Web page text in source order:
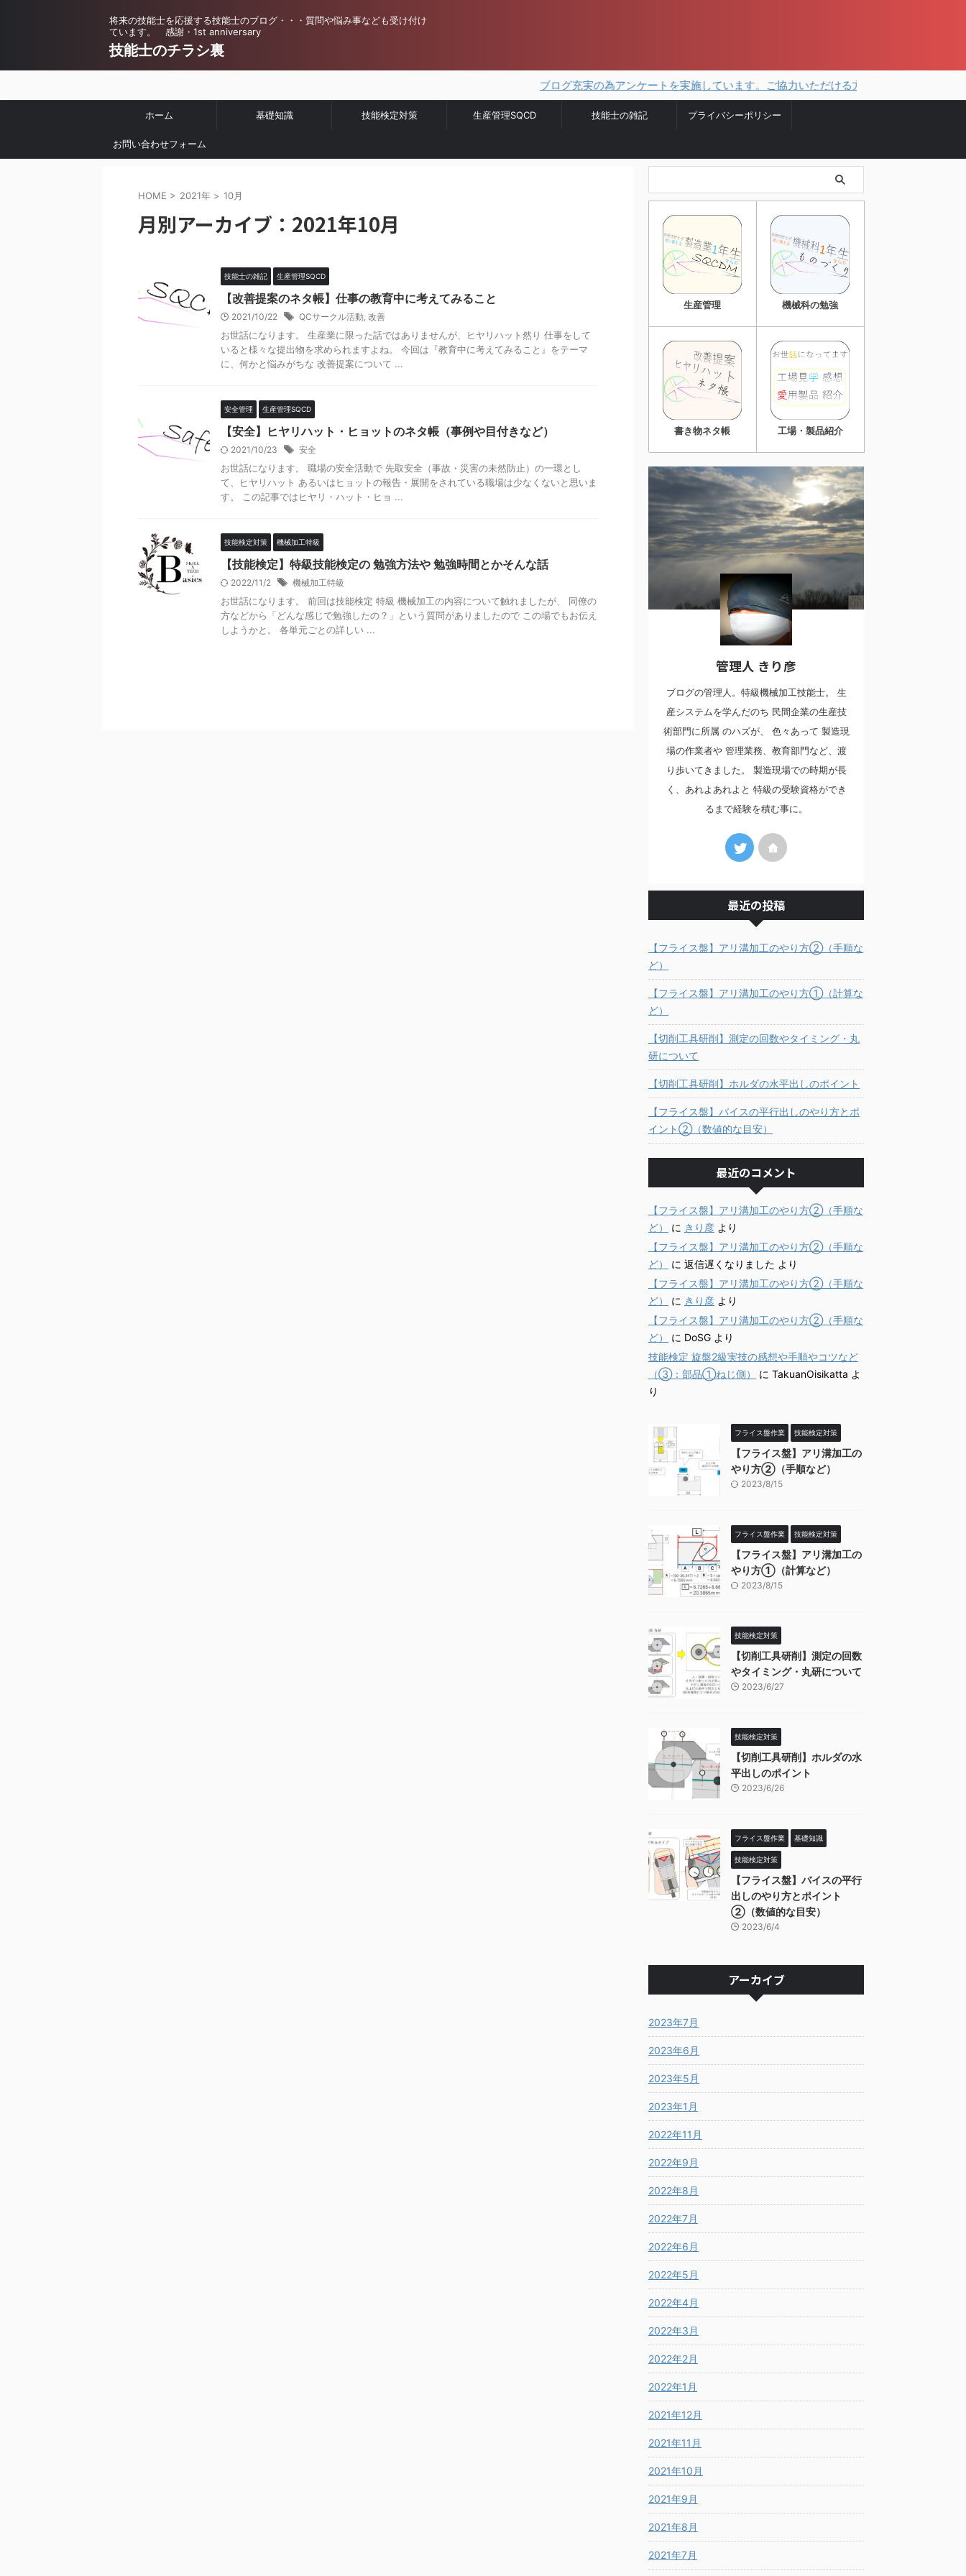
将来の技能士を応援する技能士のブログ・・・質問や悩み事なども受け付け
ています。 感謝・1st anniversary
技能士のチラシ裏
ブログ充実の為アンケートを実施しています。ご協力いただける方はこちらから。
ホーム 基礎知識 技能検定対策 生産管理SQCD 技能士の雑記 プライバシーポリシー
お問い合わせフォーム
HOME > 2021年 > 10月
月別アーカイブ：2021年10月
技能士の雑記 生産管理SQCD
【改善提案のネタ帳】仕事の教育中に考えてみること
2021/10/22 QCサークル活動, 改善
お世話になります。 生産業に限った話ではありませんが、ヒヤリハット然り 仕事をして
いると様々な提出物を求められますよね。 今回は『教育中に考えてみること』をテーマ
に、何かと悩みがちな 改善提案について ...
安全管理 生産管理SQCD
【安全】ヒヤリハット・ヒョットのネタ帳（事例や目付きなど）
2021/10/23 安全
お世話になります。 職場の安全活動で 先取安全（事故・災害の未然防止）の一環とし
て、ヒヤリハット あるいはヒョットの報告・展開をされている職場は少なくないと思いま
す。 この記事ではヒヤリ・ハット・ヒョ ...
技能検定対策 機械加工特級
【技能検定】特級技能検定の 勉強方法や 勉強時間とかそんな話
2022/11/2 機械加工特級
お世話になります。 前回は技能検定 特級 機械加工の内容について触れましたが、 同僚の
方などから「どんな感じで勉強したの？」という質問がありましたので この場でもお伝え
しようかと。 各単元ごとの詳しい ...
生産管理 機械科の勉強
書き物ネタ帳 工場・製品紹介
管理人 きり彦
ブログの管理人。特級機械加工技能士。 生
産システムを学んだのち 民間企業の生産技
術部門に所属 のハズが、 色々あって 製造現
場の作業者や 管理業務、教育部門など、渡
り歩いてきました。 製造現場での時期が長
く、あれよあれよと 特級の受験資格ができ
るまで経験を積む事に。
最近の投稿
【フライス盤】アリ溝加工のやり方②（手順な
ど）
【フライス盤】アリ溝加工のやり方①（計算な
ど）
【切削工具研削】測定の回数やタイミング・丸
研について
【切削工具研削】ホルダの水平出しのポイント
【フライス盤】バイスの平行出しのやり方とポ
イント②（数値的な目安）
最近のコメント
【フライス盤】アリ溝加工のやり方②（手順な
ど）
に きり彦 より
【フライス盤】アリ溝加工のやり方②（手順な
ど）
に 返信遅くなりました より
【フライス盤】アリ溝加工のやり方②（手順な
ど）
に きり彦 より
【フライス盤】アリ溝加工のやり方②（手順な
ど）
に DoSG より
技能検定 旋盤2級実技の感想や手順やコツなど
（③：部品①ねじ側）
に TakuanOisikatta よ
り
フライス盤作業 技能検定対策
【フライス盤】アリ溝加工の
やり方②（手順など）
2023/8/15
フライス盤作業 技能検定対策
【フライス盤】アリ溝加工の
やり方①（計算など）
2023/8/15
技能検定対策
【切削工具研削】測定の回数
やタイミング・丸研について
2023/6/27
技能検定対策
【切削工具研削】ホルダの水
平出しのポイント
2023/6/26
フライス盤作業 基礎知識
技能検定対策
【フライス盤】バイスの平行
出しのやり方とポイント
②（数値的な目安）
2023/6/4
アーカイブ
2023年7月
2023年6月
2023年5月
2023年1月
2022年11月
2022年9月
2022年8月
2022年7月
2022年6月
2022年5月
2022年4月
2022年3月
2022年2月
2022年1月
2021年12月
2021年11月
2021年10月
2021年9月
2021年8月
2021年7月